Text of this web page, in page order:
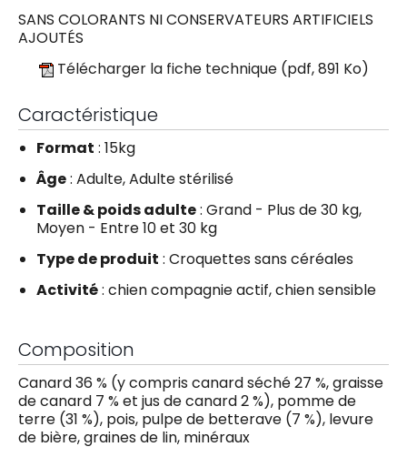
SANS COLORANTS NI CONSERVATEURS ARTIFICIELS
AJOUTÉS
Télécharger la fiche technique(pdf, 891 Ko)
Caractéristique
Format : 15kg
Âge: Adulte, Adulte stérilisé
Taille & poids adulte: Grand - Plus de 30 kg,
Moyen - Entre 10 et 30 kg
Type de produit : Croquettes sans céréales
Activité: chien compagnie actif, chien sensible
Composition
Canard 36 % (y compris canard séché 27 %, graisse
de canard 7 % et jus de canard 2 %), pomme de
terre (31 %), pois, pulpe de betterave (7 %), levure
de bière, graines de lin, minéraux